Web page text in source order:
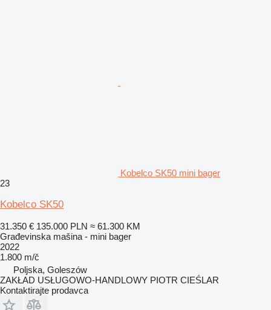
Kobelco SK50 mini bager
23
Kobelco SK50
31.350 € 135.000 PLN ≈ 61.300 KM
Građevinska mašina - mini bager
2022
1.800 m/č
Poljska, Goleszów
ZAKŁAD USŁUGOWO-HANDLOWY PIOTR CIEŚLAR
Kontaktirajte prodavca